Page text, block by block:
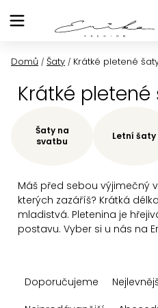
na
Domů / Šaty / Krátké pletené
Krátké pletené
Máš před sebou výjimečný
kterých zazáříš? Krátká
mladistvá. Pletenina je
postavu. Vyber si u nás na
Šaty na
svatbu
Letní šaty
aDoporučujeme